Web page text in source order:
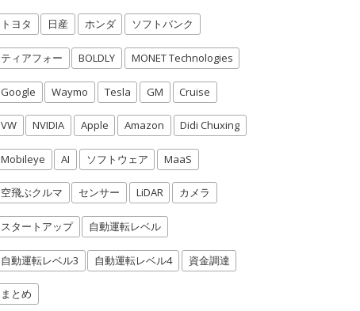
トヨタ 日産 ホンダ ソフトバンク
ティアフォー BOLDLY MONET Technologies
Google Waymo Tesla GM Cruise
VW NVIDIA Apple Amazon Didi Chuxing
Mobileye AI ソフトウェア MaaS
空飛ぶクルマ センサー LiDAR カメラ
スタートアップ 自動運転レベル
自動運転レベル3 自動運転レベル4 資金調達
まとめ